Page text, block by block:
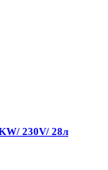
230V/ 28л